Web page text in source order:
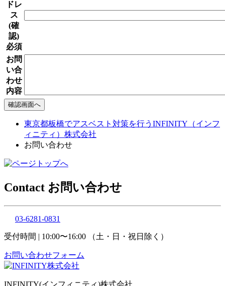
ドレ
ス
(確
認)
必須
お問
い合
わせ
内容
東京都板橋でアスベスト対策を行うINFINITY（インフ
ィニティ）株式会社
お問い合わせ
Contact お問い合わせ
03-6281-0831
受付時間 | 10:00〜16:00 （土・日・祝日除く）
お問い合わせフォーム
INFINITY(インフィニティ)株式会社